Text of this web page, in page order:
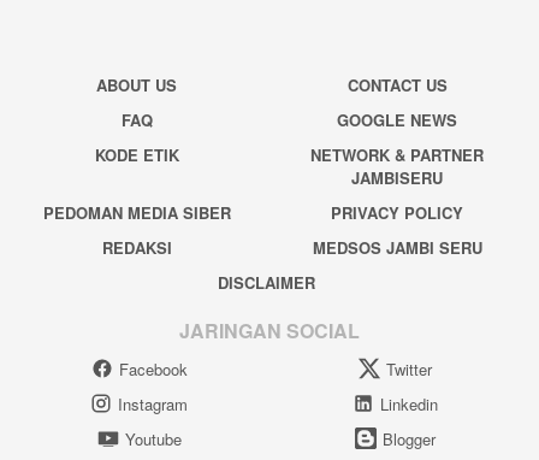
ABOUT US
CONTACT US
FAQ
GOOGLE NEWS
KODE ETIK
NETWORK & PARTNER
JAMBISERU
PEDOMAN MEDIA SIBER
PRIVACY POLICY
REDAKSI
MEDSOS JAMBI SERU
DISCLAIMER
JARINGAN SOCIAL
Facebook
Twitter
Instagram
Linkedin
Youtube
Blogger